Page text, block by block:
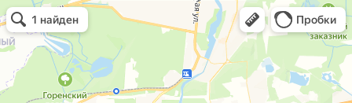
Планета кровли
Кровля и кровельные материалы в Балашихе
Окна в Балашихе